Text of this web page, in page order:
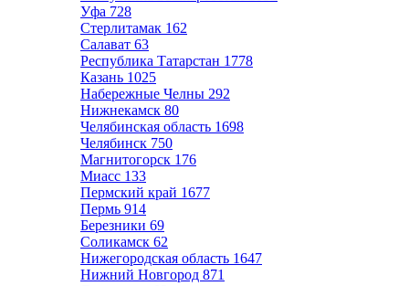
Уфа 728
Стерлитамак 162
Салават 63
Республика Татарстан 1778
Казань 1025
Набережные Челны 292
Нижнекамск 80
Челябинская область 1698
Челябинск 750
Магнитогорск 176
Миасс 133
Пермский край 1677
Пермь 914
Березники 69
Соликамск 62
Нижегородская область 1647
Нижний Новгород 871